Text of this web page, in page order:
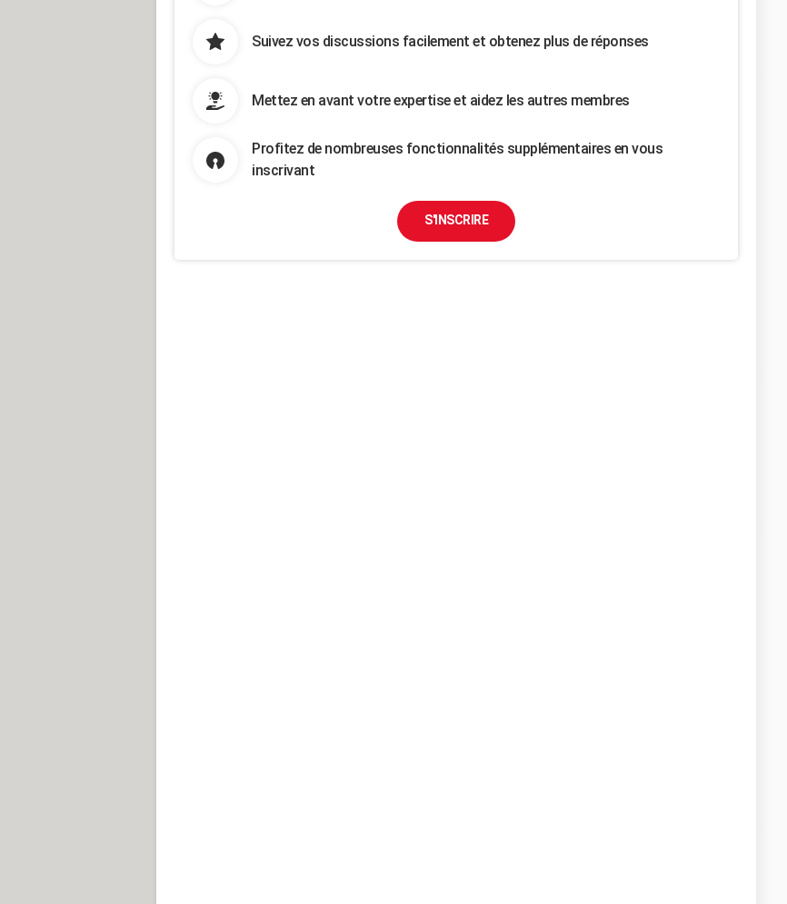
Suivez vos discussions facilement et obtenez plus de réponses
Mettez en avant votre expertise et aidez les autres membres
Profitez de nombreuses fonctionnalités supplémentaires en vous
inscrivant
S'INSCRIRE